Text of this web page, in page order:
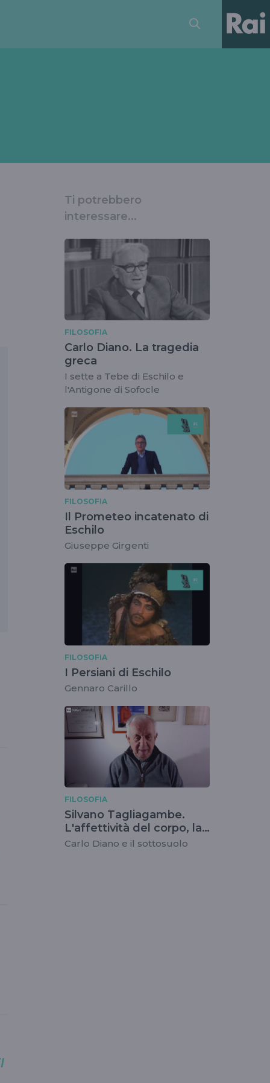
Ti potrebbero
interessare...
FILOSOFIA
Carlo Diano. La tragedia
greca
I sette a Tebe di Eschilo e
l'Antigone di Sofocle
FILOSOFIA
Il Prometeo incatenato di
Eschilo
Giuseppe Girgenti
FILOSOFIA
I Persiani di Eschilo
Gennaro Carillo
FILOSOFIA
Silvano Tagliagambe.
L'affettività del corpo, la
carne e il dolore
Carlo Diano e il sottosuolo